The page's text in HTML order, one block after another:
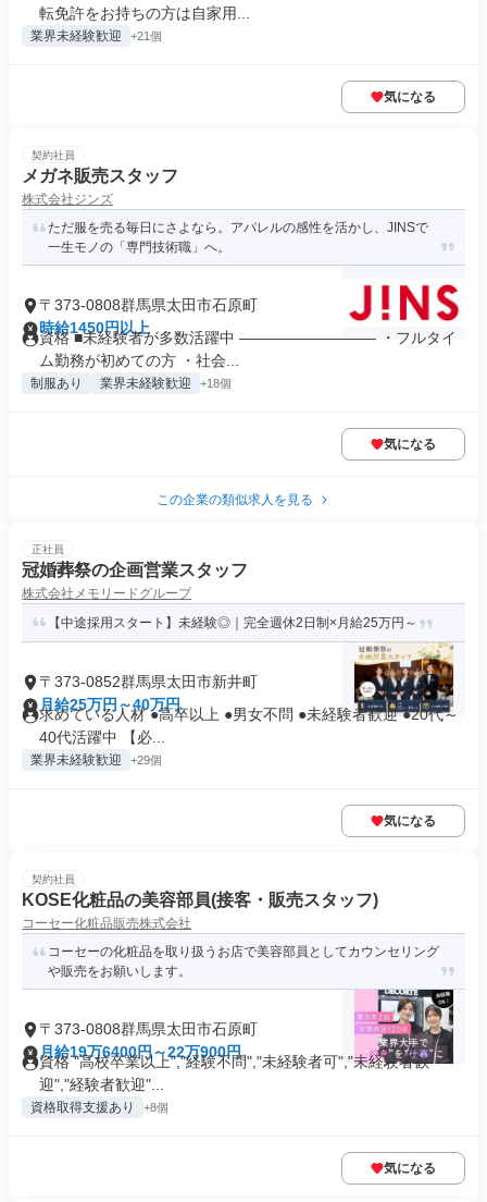
転免許をお持ちの方は自家用...
業界未経験歓迎 +21個
気になる
契約社員
メガネ販売スタッフ
株式会社ジンズ
ただ服を売る毎日にさよなら。アパレルの感性を活かし、JINSで
一生モノの「専門技術職」へ。
〒373-0808群馬県太田市石原町
時給1450円以上
資格 ■未経験者が多数活躍中 ――――――――― ・フルタイ
ム勤務が初めての方 ・社会...
制服あり 業界未経験歓迎 +18個
気になる
この企業の類似求人を見る
正社員
冠婚葬祭の企画営業スタッフ
株式会社メモリードグループ
【中途採用スタート】未経験◎｜完全週休2日制×月給25万円～
〒373-0852群馬県太田市新井町
月給25万円～40万円
求めている人材 ●高卒以上 ●男女不問 ●未経験者歓迎 ●20代～
40代活躍中 【必...
業界未経験歓迎 +29個
気になる
契約社員
KOSE化粧品の美容部員(接客・販売スタッフ)
コーセー化粧品販売株式会社
コーセーの化粧品を取り扱うお店で美容部員としてカウンセリング
や販売をお願いします。
〒373-0808群馬県太田市石原町
月給19万6400円～22万900円
資格 "高校卒業以上","経験不問","未経験者可","未経験者歓
迎","経験者歓迎"...
資格取得支援あり +8個
気になる